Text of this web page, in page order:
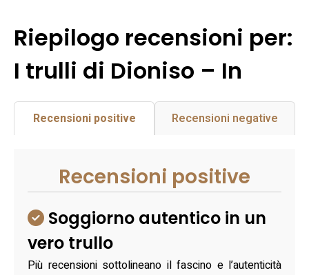
Riepilogo recensioni per:
I trulli di Dioniso – In
Recensioni positive Recensioni negative
Recensioni positive
Soggiorno autentico in un
vero trullo
Più recensioni sottolineano il fascino e l’autenticità